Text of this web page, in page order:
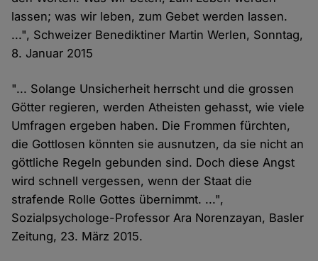
lassen; was wir leben, zum Gebet werden lassen.
...", Schweizer Benediktiner Martin Werlen, Sonntag,
8. Januar 2015
"... Solange Unsicherheit herrscht und die grossen
Götter regieren, werden Atheisten gehasst, wie viele
Umfragen ergeben haben. Die Frommen fürchten,
die Gottlosen könnten sie ausnutzen, da sie nicht an
göttliche Regeln gebunden sind. Doch diese Angst
wird schnell vergessen, wenn der Staat die
strafende Rolle Gottes übernimmt. ...",
Sozialpsychologe-Professor Ara Norenzayan, Basler
Zeitung, 23. März 2015.